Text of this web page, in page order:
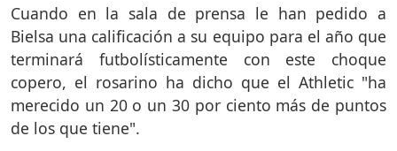
Cuando en la sala de prensa le han pedido a
Bielsa una calificación a su equipo para el año que
terminará futbolísticamente con este choque
copero, el rosarino ha dicho que el Athletic "ha
merecido un 20 o un 30 por ciento más de puntos
de los que tiene".